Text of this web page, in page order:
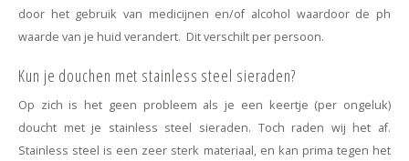
door het gebruik van medicijnen en/of alcohol waardoor de ph
waarde van je huid verandert. Dit verschilt per persoon.
Kun je douchen met stainless steel sieraden?
Op zich is het geen probleem als je een keertje (per ongeluk)
doucht met je stainless steel sieraden. Toch raden wij het af.
Stainless steel is een zeer sterk materiaal, en kan prima tegen het